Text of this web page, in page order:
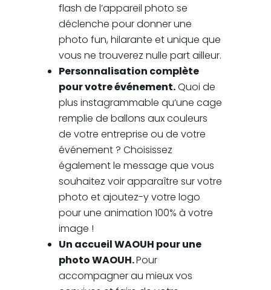
flash de l’appareil photo se
déclenche pour donner une
photo fun, hilarante et unique que
vous ne trouverez nulle part ailleur.
Personnalisation complète
pour votre événement.Quoi de
plus instagrammable qu’une cage
remplie de ballons aux couleurs
de votre entreprise ou de votre
événement ? Choisissez
également le message que vous
souhaitez voir apparaître sur votre
photo et ajoutez-y votre logo
pour une animation 100% à votre
image !
Un accueil WAOUH pour une
photo WAOUH.Pour
accompagner au mieux vos